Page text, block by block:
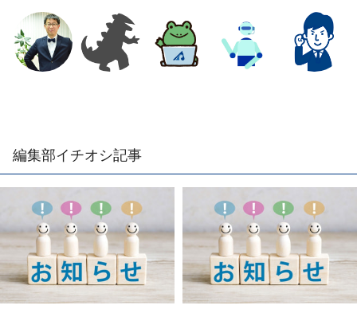
編集部イチオシ記事